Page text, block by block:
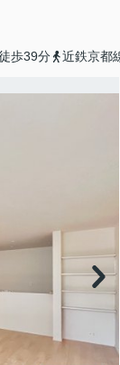
歩39分 近鉄京都